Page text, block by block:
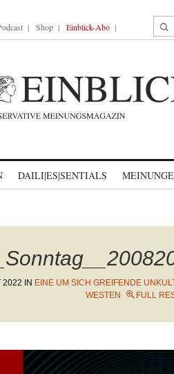
Shop Einblick-Abo
DAILI|ES|SENTIALS
2022 IN EINE UM SICH GREIFENDE
WESTEN
FULL